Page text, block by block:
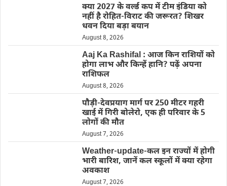
क्या 2027 के वर्ल्ड कप में टीम इंडिया को
नहीं है रोहित-विराट की जरूरत? शिखर
धवन दिया बड़ा बयान
August 8, 2026
Aaj Ka Rashifal : आज किन राशियों को
होगा लाभ और किन्हें हानि? पढ़ें अपना
राशिफल
August 8, 2026
पौड़ी-देवप्रयाग मार्ग पर 250 मीटर गहरी
खाई में गिरी बोलेरो, एक ही परिवार के 5
लोगों की मौत
August 7, 2026
Weather-update-कल इन राज्यों में होगी
भारी बारिश, जानें कल स्कूलों में क्या रहेगा
अवकाश
August 7, 2026